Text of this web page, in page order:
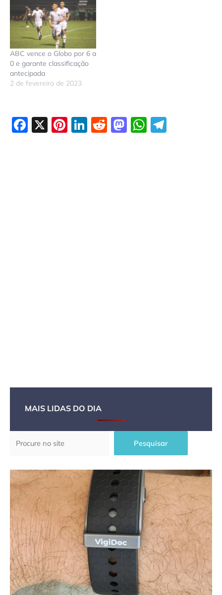
ABC vence o Globo por 6 a
0 e garante classificação
antecipada
2 de fevereiro de 2023
Facebook
X Pinterest
LinkedIn
Reddit
Mastodon
MAIS LIDAS DO DIA
Pesquisar